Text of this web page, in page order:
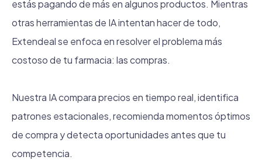
estás pagando de más en algunos productos. Mientras
otras herramientas de IA intentan hacer de todo,
Extendeal se enfoca en resolver el problema más
costoso de tu farmacia: las compras.
Nuestra IA compara precios en tiempo real, identifica
patrones estacionales, recomienda momentos óptimos
de compra y detecta oportunidades antes que tu
competencia.